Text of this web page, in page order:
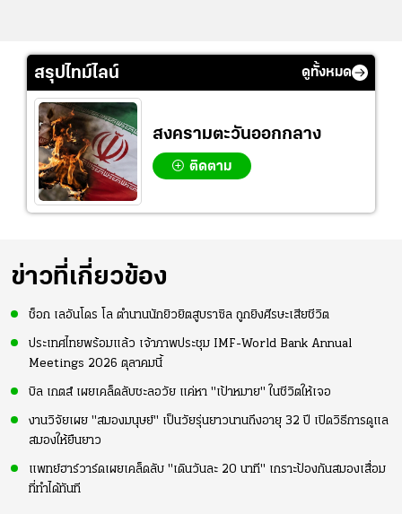
สรุปไทม์ไลน์ ดูทั้งหมด
สงครามตะวันออกกลาง
ติดตาม
ข่าวที่เกี่ยวข้อง
ช็อก เลอันโดร โล ตำนานนักยิวยิตสูบราซิล ถูกยิงศีรษะเสียชีวิต
ประเทศไทยพร้อมแล้ว เจ้าภาพประชุม IMF-World Bank Annual
Meetings 2026 ตุลาคมนี้
บิล เกตส์ เผยเคล็ดลับชะลอวัย แค่หา "เป้าหมาย" ในชีวิตให้เจอ
งานวิจัยเผย "สมองมนุษย์" เป็นวัยรุ่นยาวนานถึงอายุ 32 ปี เปิดวิธีการดูแล
สมองให้ยืนยาว
แพทย์ฮาร์วาร์ดเผยเคล็ดลับ "เดินวันละ 20 นาที" เกราะป้องกันสมองเสื่อม
ที่ทำได้ทันที